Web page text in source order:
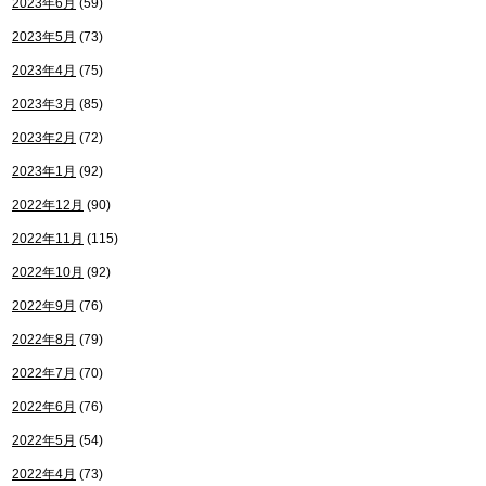
2023年6月 (59)
2023年5月 (73)
2023年4月 (75)
2023年3月 (85)
2023年2月 (72)
2023年1月 (92)
2022年12月 (90)
2022年11月 (115)
2022年10月 (92)
2022年9月 (76)
2022年8月 (79)
2022年7月 (70)
2022年6月 (76)
2022年5月 (54)
2022年4月 (73)